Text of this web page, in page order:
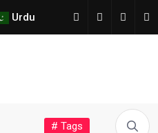
Urdu
# Tags